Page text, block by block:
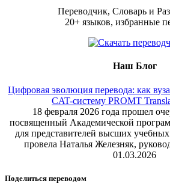
Переводчик, Словарь и
20+ языков, избранные
Наш Блог
Цифровая эволюция перевода: как
CAT-систему PROMT
18 февраля 2026 года прошел
посвященный Академической
для представителей высших
провела Наталья Железняк,
01.03.2026
Поделиться переводом